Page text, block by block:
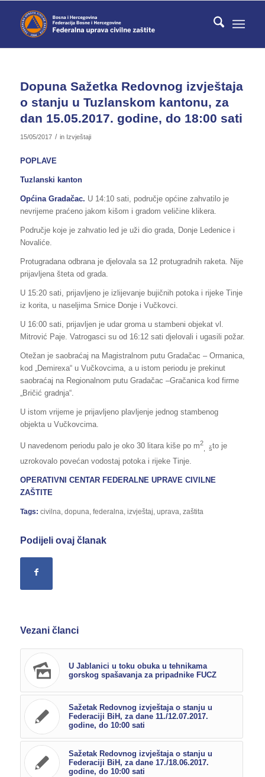
Dopuna Sažetka Redovnog izvještaja
o stanju u Tuzlanskom kantonu, za
dan 15.05.2017. godine, do 18:00 sati
15/05/2017 / in Izvještaji
POPLAVE
Tuzlanski kanton
Općina Gradačac. U 14:10 sati, područje općine zahvatilo je
nevrijeme praćeno jakom kišom i gradom veličine klikera.
Područje koje je zahvatio led je uži dio grada, Donje Ledenice i
Novaliće.
Protugradana odbrana je djelovala sa 12 protugradnih raketa. Nije
prijavljena šteta od grada.
U 15:20 sati, prijavljeno je izlijevanje bujičnih potoka i rijeke Tinje
iz korita, u naseljima Srnice Donje i Vučkovci.
U 16:00 sati, prijavljen je udar groma u stambeni objekat vl.
Mitrović Paje. Vatrogasci su od 16:12 sati djelovali i ugasili požar.
Otežan je saobraćaj na Magistralnom putu Gradačac – Ormanica,
kod „Demirexa“ u Vučkovcima, a u istom periodu je prekinut
saobraćaj na Regionalnom putu Gradačac –Gračanica kod firme
„Bričić gradnja“.
U istom vrijeme je prijavljeno plavljenje jednog stambenog
objekta u Vučkovcima.
U navedenom periodu palo je oko 30 litara kiše po m2
, što je
uzrokovalo povećan vodostaj potoka i rijeke Tinje.
OPERATIVNI CENTAR FEDERALNE UPRAVE CIVILNE
ZAŠTITE
Tags: civilna dopuna federalna izvještaj uprava zaštita
Podijeli ovaj članak
Vezani članci
U Jablanici u toku obuka u tehnikama
gorskog spašavanja za pripadnike FUCZ
Sažetak Redovnog izvještaja o stanju u
Federaciji BiH, za dane 11./12.07.2017.
godine, do 10:00 sati
Sažetak Redovnog izvještaja o stanju u
Federaciji BiH, za dane 17./18.06.2017.
godine, do 10:00 sati